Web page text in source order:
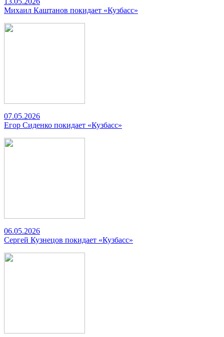
Михаил Каштанов покидает «Кузбасс»
07.05.2026
Егор Сиденко покидает «Кузбасс»
06.05.2026
Сергей Кузнецов покидает «Кузбасс»